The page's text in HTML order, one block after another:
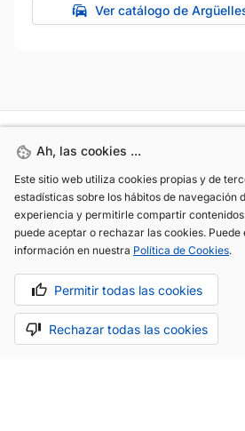
Ver catálogo de
Ah, las cookies ...
Este sitio web utiliza cookies propias y de
estadísticas sobre los hábitos de navegación
experiencia y permitirle compartir
puede aceptar o rechazar las cookies. Puede
información en nuestra Política de Cookies.
Permitir todas las cookies
Rechazar todas las cookies
Ah, las cookies ...
Este sitio web utiliza cookies propias y de
estadísticas sobre los hábitos de navegación
experiencia y permitirle compartir
puede aceptar o rechazar las cookies. Puede
información en nuestra Política de Cookies.
Permitir todas las cookies
Rechazar todas las cookies